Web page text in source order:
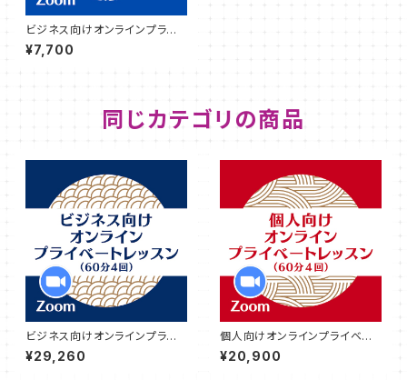
ビジネス向けオンラインプライ
ベートレッスン（60分１回）
¥7,700
同じカテゴリの商品
ビジネス向けオンラインプライ
ベートレッスン（60分×4回）
¥29,260
個人向けオンラインプライベー
トレッスン（60分×４回）
¥20,900